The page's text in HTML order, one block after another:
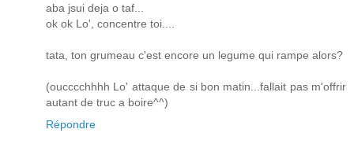
aba jsui deja o taf...
ok ok Lo', concentre toi....
tata, ton grumeau c'est encore un legume qui rampe alors?
(oucccchhhh Lo' attaque de si bon matin...fallait pas m'offrir
autant de truc a boire^^)
Répondre